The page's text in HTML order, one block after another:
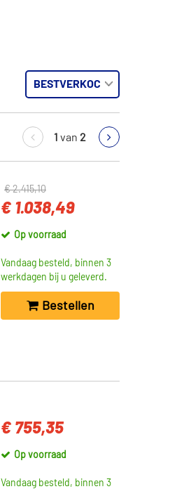
1 van 2
€ 2.415,10
€ 1.038,49
Op voorraad
Vandaag besteld, binnen 3
werkdagen bij u geleverd.
Bestellen
€ 755,35
Op voorraad
Vandaag besteld, binnen 3